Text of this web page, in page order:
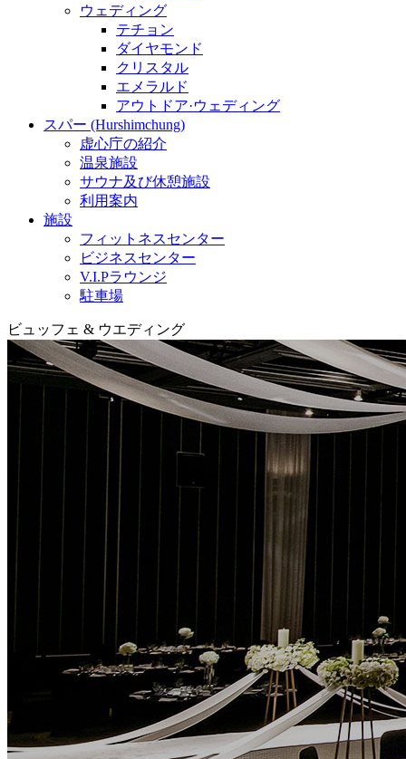
ウェディング
テチョン
ダイヤモンド
クリスタル
エメラルド
アウトドア·ウェディング
スパー (Hurshimchung)
虚心庁の紹介
温泉施設
サウナ及び休憩施設
利用案内
施設
フィットネスセンター
ビジネスセンター
V.I.Pラウンジ
駐車場
ビュッフェ & ウエディング